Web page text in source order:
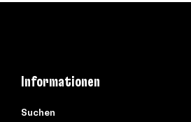
Informationen
Suchen